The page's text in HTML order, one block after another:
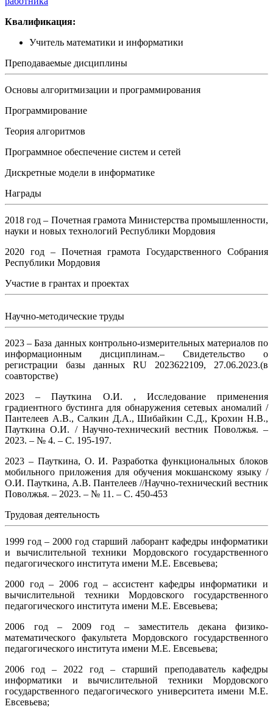
Квалификация:
Учитель математики и информатики
Преподаваемые дисциплины
Основы алгоритмизации и программирования
Программирование
Теория алгоритмов
Программное обеспечение систем и сетей
Дискретные модели в информатике
Награды
2018 год – Почетная грамота Министерства промышленности,
науки и новых технологий Республики Мордовия
2020 год – Почетная грамота Государственного Собрания
Республики Мордовия
Участие в грантах и проектах
Научно-методические труды
2023 – База данных контрольно-измерительных материалов по
информационным дисциплинам.– Свидетельство о
регистрации базы данных RU 2023622109, 27.06.2023.(в
соавторстве)
2023 – Пауткина О.И. , Исследование применения
градиентного бустинга для обнаружения сетевых аномалий /
Пантелеев А.В., Салкин Д.А., Шибайкин С.Д., Крохин Н.В.,
Пауткина О.И. / Научно-технический вестник Поволжья. –
2023. – № 4. – С. 195-197.
2023 – Пауткина, О. И. Разработка функциональных блоков
мобильного приложения для обучения мокшанскому языку /
О.И. Пауткина, А.В. Пантелеев //Научно-технический вестник
Поволжья. – 2023. – № 11. – С. 450-453
Трудовая деятельность
1999 год – 2000 год старший лаборант кафедры информатики
и вычислительной техники Мордовского государственного
педагогического института имени М.Е. Евсевьева;
2000 год – 2006 год – ассистент кафедры информатики и
вычислительной техники Мордовского государственного
педагогического института имени М.Е. Евсевьева;
2006 год – 2009 год – заместитель декана физико-
математического факультета Мордовского государственного
педагогического института имени М.Е. Евсевьева;
2006 год – 2022 год – старший преподаватель кафедры
информатики и вычислительной техники Мордовского
государственного педагогического университета имени М.Е.
Евсевьева;